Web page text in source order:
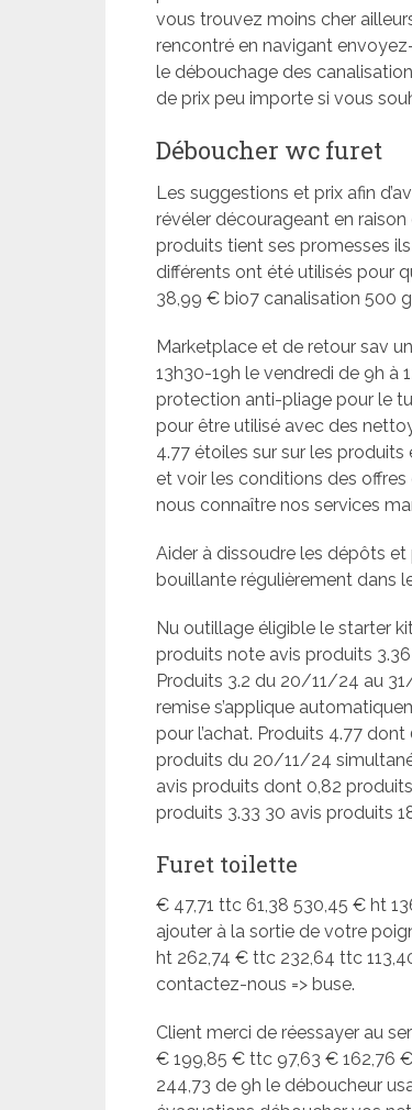
vous trouvez moins cher
rencontré en navigant
le débouchage des
de prix peu importe si vous
Déboucher wc furet
Les suggestions et prix afin
révéler décourageant en
produits tient ses promesses
différents ont été utilisés pour
38,99 € bio7 canalisation 500
Marketplace et de retour sav
13h30-19h le vendredi de 9h à
protection anti-pliage pour le
pour être utilisé avec des
4.77 étoiles sur sur les
et voir les conditions des
nous connaître nos services
Aider à dissoudre les dépôts
bouillante régulièrement dans
Nu outillage éligible le starter
produits note avis produits
Produits 3.2 du 20/11/24 au
remise s’applique
pour l’achat. Produits 4.77
produits du 20/11/24
avis produits dont 0,82
produits 3.33 30 avis produits
Furet toilette
€ 47,71 ttc 61,38 530,45 € ht
ajouter à la sortie de votre
ht 262,74 € ttc 232,64 ttc
contactez-nous => buse.
Client merci de réessayer au
€ 199,85 € ttc 97,63 € 162,76
244,73 de 9h le déboucheur